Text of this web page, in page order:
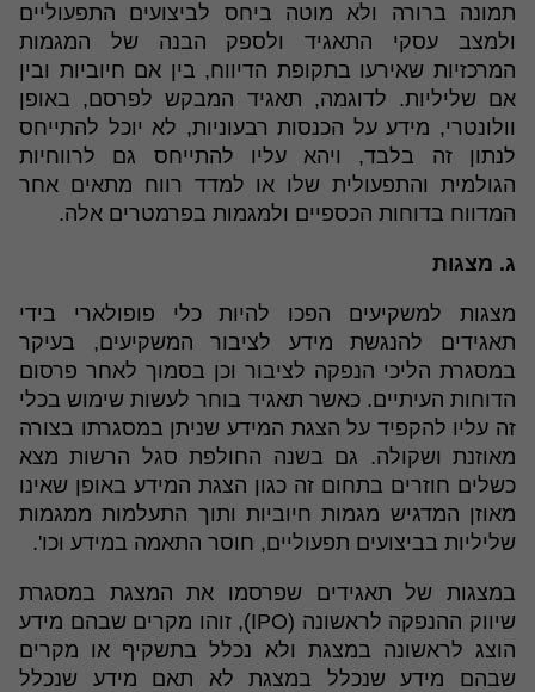
תמונה ברורה ולא מוטה ביחס לביצועים התפעוליים
ולמצב עסקי התאגיד ולספק הבנה של המגמות
המרכזיות שאירעו בתקופת הדיווח, בין אם חיוביות ובין
אם שליליות. לדוגמה, תאגיד המבקש לפרסם, באופן
וולונטרי, מידע על הכנסות רבעוניות, לא יוכל להתייחס
לנתון זה בלבד, ויהא עליו להתייחס גם לרווחיות
הגולמית והתפעולית שלו או למדד רווח מתאים אחר
המדווח בדוחות הכספיים ולמגמות בפרמטרים אלה.
ג. מצגות
מצגות למשקיעים הפכו להיות כלי פופולארי בידי
תאגידים להנגשת מידע לציבור המשקיעים, בעיקר
במסגרת הליכי הנפקה לציבור וכן בסמוך לאחר פרסום
הדוחות העיתיים. כאשר תאגיד בוחר לעשות שימוש בכלי
זה עליו להקפיד על הצגת המידע שניתן במסגרתו בצורה
מאוזנת ושקולה. גם בשנה החולפת סגל הרשות מצא
כשלים חוזרים בתחום זה כגון הצגת המידע באופן שאינו
מאוזן המדגיש מגמות חיוביות ותוך התעלמות ממגמות
שליליות בביצועים תפעוליים, חוסר התאמה במידע וכו'.
במצגות של תאגידים שפרסמו את המצגת במסגרת
שיווק ההנפקה לראשונה (IPO), זוהו מקרים שבהם מידע
הוצג לראשונה במצגת ולא נכלל בתשקיף או מקרים
שבהם מידע שנכלל במצגת לא תאם מידע שנכלל